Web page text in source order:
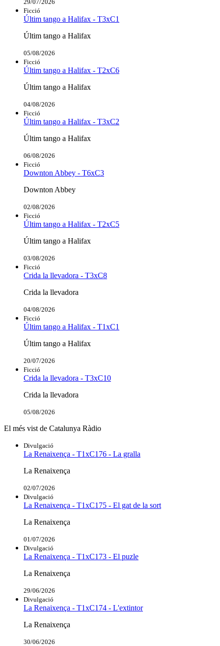
29/07/2026
Ficció
Últim tango a Halifax - T3xC1
Últim tango a Halifax
05/08/2026
Ficció
Últim tango a Halifax - T2xC6
Últim tango a Halifax
04/08/2026
Ficció
Últim tango a Halifax - T3xC2
Últim tango a Halifax
06/08/2026
Ficció
Downton Abbey - T6xC3
Downton Abbey
02/08/2026
Ficció
Últim tango a Halifax - T2xC5
Últim tango a Halifax
03/08/2026
Ficció
Crida la llevadora - T3xC8
Crida la llevadora
04/08/2026
Ficció
Últim tango a Halifax - T1xC1
Últim tango a Halifax
20/07/2026
Ficció
Crida la llevadora - T3xC10
Crida la llevadora
05/08/2026
El més vist de Catalunya Ràdio
Divulgació
La Renaixença - T1xC176 - La gralla
La Renaixença
02/07/2026
Divulgació
La Renaixença - T1xC175 - El gat de la sort
La Renaixença
01/07/2026
Divulgació
La Renaixença - T1xC173 - El puzle
La Renaixença
29/06/2026
Divulgació
La Renaixença - T1xC174 - L'extintor
La Renaixença
30/06/2026